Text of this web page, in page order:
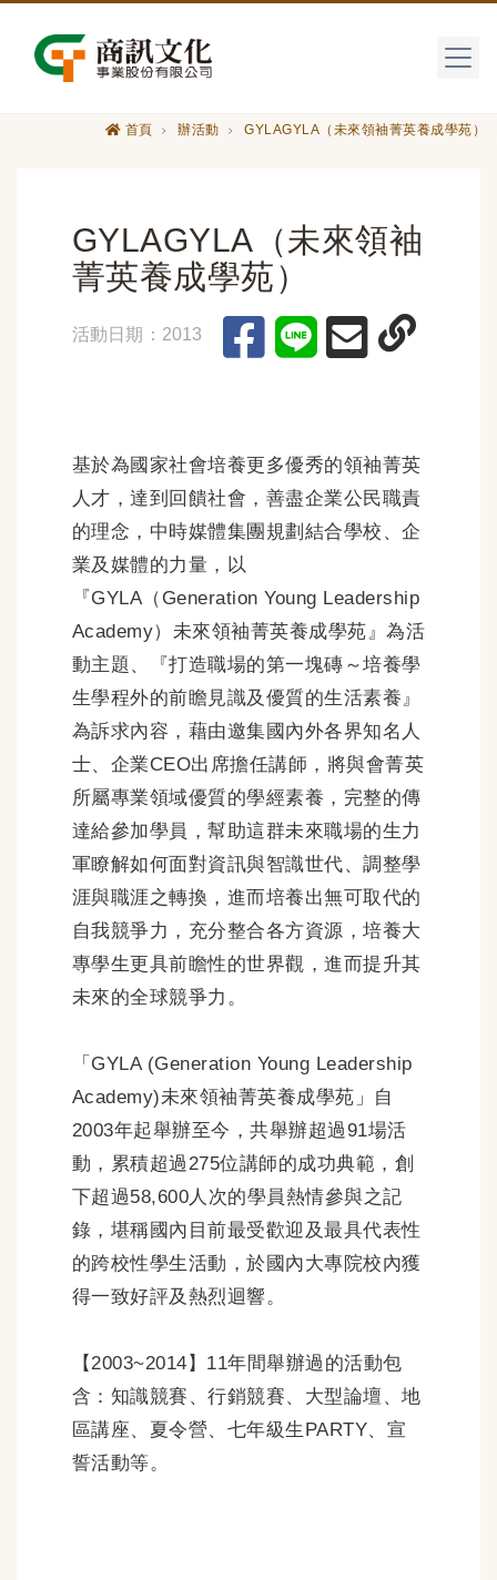
首頁 辦活動 GYLAGYLA（未來領袖菁英養成學苑）
GYLAGYLA（未來領袖
菁英養成學苑）
活動日期：2013
基於為國家社會培養更多優秀的領袖菁英
人才，達到回饋社會，善盡企業公民職責
的理念，中時媒體集團規劃結合學校、企
業及媒體的力量，以
『GYLA（Generation Young Leadership
Academy）未來領袖菁英養成學苑』為活
動主題、『打造職場的第一塊磚～培養學
生學程外的前瞻見識及優質的生活素養』
為訴求內容，藉由邀集國內外各界知名人
士、企業CEO出席擔任講師，將與會菁英
所屬專業領域優質的學經素養，完整的傳
達給參加學員，幫助這群未來職場的生力
軍瞭解如何面對資訊與智識世代、調整學
涯與職涯之轉換，進而培養出無可取代的
自我競爭力，充分整合各方資源，培養大
專學生更具前瞻性的世界觀，進而提升其
未來的全球競爭力。
「GYLA (Generation Young Leadership
Academy)未來領袖菁英養成學苑」自
2003年起舉辦至今，共舉辦超過91場活
動，累積超過275位講師的成功典範，創
下超過58,600人次的學員熱情參與之記
錄，堪稱國內目前最受歡迎及最具代表性
的跨校性學生活動，於國內大專院校內獲
得一致好評及熱烈迴響。
【2003~2014】11年間舉辦過的活動包
含：知識競賽、行銷競賽、大型論壇、地
區講座、夏令營、七年級生PARTY、宣
誓活動等。